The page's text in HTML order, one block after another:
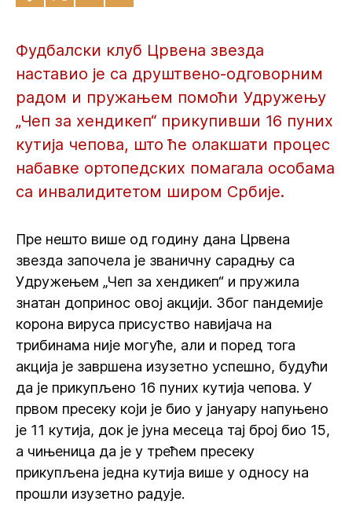
Фудбалски клуб Црвена звезда
наставио је са друштвено-одговорним
радом и пружањем помоћи Удружењу
„Чеп за хендикеп“ прикупивши 16 пуних
кутија чепова, што ће олакшати процес
набавке ортопедских помагала особама
са инвалидитетом широм Србије.
Пре нешто више од годину дана Црвена
звезда започела је званичну сарадњу са
Удружењем „Чеп за хендикеп“ и пружила
знатан допринос овој акцији. Због пандемије
корона вируса присуство навијача на
трибинама није могуће, али и поред тога
акција је завршена изузетно успешно, будући
да је прикупљено 16 пуних кутија чепова. У
првом пресеку који је био у јануару напуњено
је 11 кутија, док је јуна месеца тај број био 15,
а чињеница да је у трећем пресеку
прикупљена једна кутија више у односу на
прошли изузетно радује.